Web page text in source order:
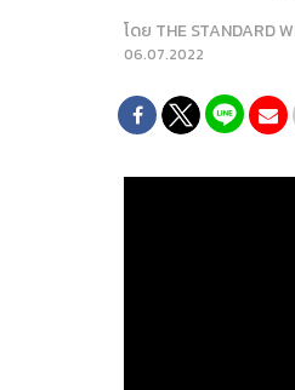
โดย THE STANDARD
06.07.2022